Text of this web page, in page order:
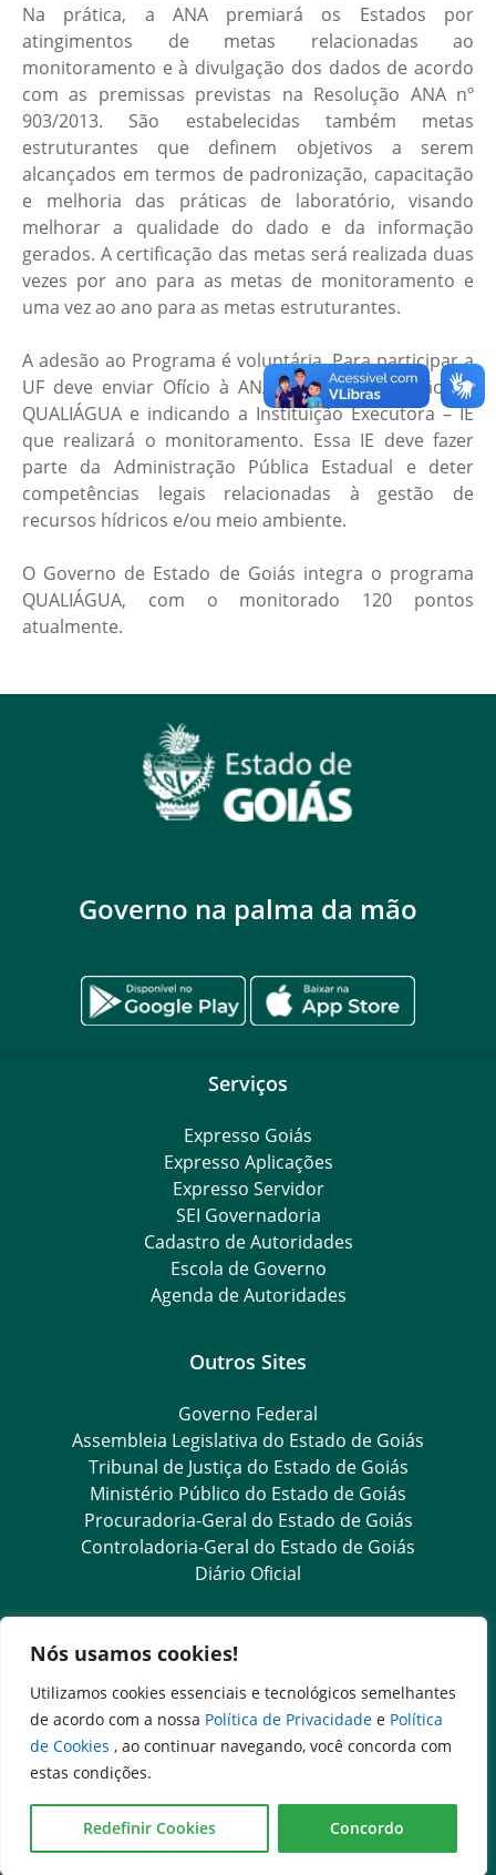
Nós usamos cookies!
Utilizamos cookies essenciais e tecnológicos semelhantes
de acordo com a nossa Política de Privacidade e Política
de Cookies , ao continuar navegando, você concorda com
estas condições.
Redefinir Cookies Concordo
Na prática, a ANA premiará os Estados por
atingimentos de metas relacionadas ao
monitoramento e à divulgação dos dados de acordo
com as premissas previstas na Resolução ANA nº
903/2013. São estabelecidas também metas
estruturantes que definem objetivos a serem
alcançados em termos de padronização, capacitação
e melhoria das práticas de laboratório, visando
melhorar a qualidade do dado e da informação
gerados. A certificação das metas será realizada duas
vezes por ano para as metas de monitoramento e
uma vez ao ano para as metas estruturantes.
A adesão ao Programa é voluntária. Para participar a
UF deve enviar Ofício à ANA solicitando adesão ao
QUALIÁGUA e indicando a Instituição Executora – IE
que realizará o monitoramento. Essa IE deve fazer
parte da Administração Pública Estadual e deter
competências legais relacionadas à gestão de
recursos hídricos e/ou meio ambiente.
O Governo de Estado de Goiás integra o programa
QUALIÁGUA, com o monitorado 120 pontos
atualmente.
Governo na palma da mão
Serviços
Expresso Goiás
Expresso Aplicações
Expresso Servidor
SEI Governadoria
Cadastro de Autoridades
Escola de Governo
Agenda de Autoridades
Outros Sites
Governo Federal
Assembleia Legislativa do Estado de Goiás
Tribunal de Justiça do Estado de Goiás
Ministério Público do Estado de Goiás
Procuradoria-Geral do Estado de Goiás
Controladoria-Geral do Estado de Goiás
Diário Oficial
Transparência e Ouvidoria
LGPD
Ouvidoria Setorial (Presencial)
Goiás Transparente
Ouvidoria Geral do Estado
SIC – Serviço de Informação ao Cidadão
e-SIC – Serviço Eletrônico de Informação ao Cidadão